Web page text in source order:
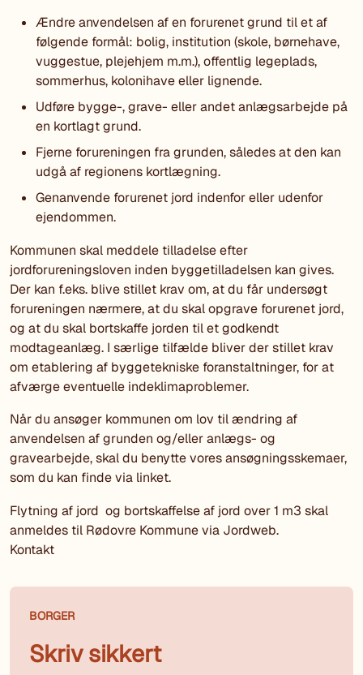
Ændre anvendelsen af en forurenet grund til et af
følgende formål: bolig, institution (skole, børnehave,
vuggestue, plejehjem m.m.), offentlig legeplads,
sommerhus, kolonihave eller lignende.
Udføre bygge-, grave- eller andet anlægsarbejde på
en kortlagt grund.
Fjerne forureningen fra grunden, således at den kan
udgå af regionens kortlægning.
Genanvende forurenet jord indenfor eller udenfor
ejendommen.
Kommunen skal meddele tilladelse efter
jordforureningsloven inden byggetilladelsen kan gives.
Der kan f.eks. blive stillet krav om, at du får undersøgt
forureningen nærmere, at du skal opgrave forurenet jord,
og at du skal bortskaffe jorden til et godkendt
modtageanlæg. I særlige tilfælde bliver der stillet krav
om etablering af byggetekniske foranstaltninger, for at
afværge eventuelle indeklimaproblemer.
Når du ansøger kommunen om lov til ændring af
anvendelsen af grunden og/eller anlægs- og
gravearbejde, skal du benytte vores ansøgningsskemaer,
som du kan finde via linket.
Flytning af jord og bortskaffelse af jord over 1 m3 skal
anmeldes til Rødovre Kommune via Jordweb.
Kontakt
BORGER
Skriv sikkert